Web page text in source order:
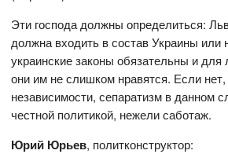
Эти господа должны определиться:
должна входить в состав Украины или
украинские законы обязательны и
они им не слишком нравятся. Если
независимости, сепаратизм в данном
честной политикой, нежели саботаж.
Юрий Юрьев, политконструктор: